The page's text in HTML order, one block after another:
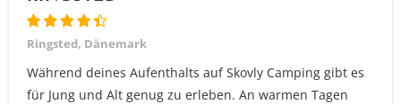
Ringsted, Dänemark
Während deines Aufenthalts auf Skovly Camping gibt es
für Jung und Alt genug zu erleben. An warmen Tagen